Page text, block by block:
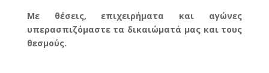
Με θέσεις, επιχειρήματα και αγώνες
υπερασπιζόμαστε τα δικαιώματά μας και τους
θεσμούς.